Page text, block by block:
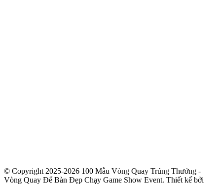
© Copyright 2025-2026 100 Mẫu Vòng Quay Trúng Thưởng -
Vòng Quay Để Bàn Đẹp Chạy Game Show Event. Thiết kế bởi